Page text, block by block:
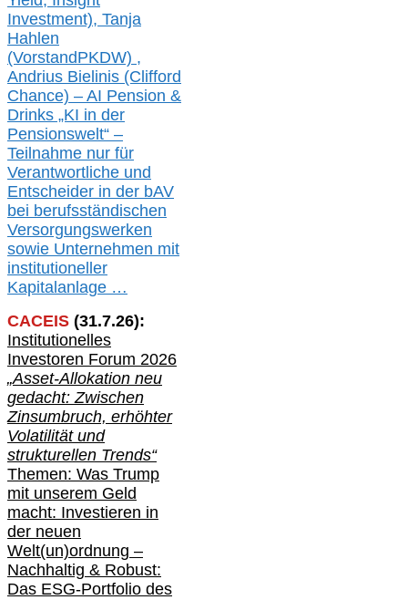
Investment), Tanja
Hahlen
(VorstandPKDW) ,
Andrius Bielinis (Clifford
Chance) – AI Pension &
Drinks „KI in der
Pensionswelt“ –
Teilnahme nur für
Verantwortliche und
Entscheider in der bAV
bei berufsständischen
Versorgungswerken
sowie Unternehmen mit
institutioneller
Kapitalanlage …
CACEIS (31.7.26):
Institutionelles
Investoren Forum 2026
„Asset-Allokation neu
gedacht: Zwischen
Zinsumbruch, erhöhter
Volatilität und
strukturellen Trends“
Themen: Was Trump
mit unserem Geld
macht: Investieren in
der neuen
Welt(un)ordnung –
Nachhaltig & Robust:
Das ESG-Portfolio des